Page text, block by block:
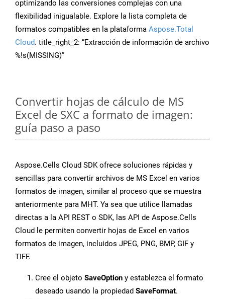
optimizando las conversiones complejas con una
flexibilidad inigualable. Explore la lista completa de
formatos compatibles en la plataforma Aspose.Total
Cloud. title_right_2: “Extracción de información de archivo
%!s(MISSING)”
Convertir hojas de cálculo de MS
Excel de SXC a formato de imagen:
guía paso a paso
Aspose.Cells Cloud SDK ofrece soluciones rápidas y
sencillas para convertir archivos de MS Excel en varios
formatos de imagen, similar al proceso que se muestra
anteriormente para MHT. Ya sea que utilice llamadas
directas a la API REST o SDK, las API de Aspose.Cells
Cloud le permiten convertir hojas de Excel en varios
formatos de imagen, incluidos JPEG, PNG, BMP, GIF y
TIFF.
Cree el objeto SaveOption y establezca el formato
deseado usando la propiedad SaveFormat.